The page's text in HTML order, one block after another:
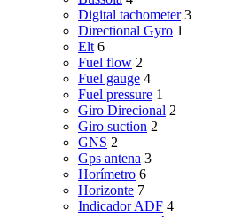
Digital tachometer 3
Directional Gyro 1
Elt 6
Fuel flow 2
Fuel gauge 4
Fuel pressure 1
Giro Direcional 2
Giro suction 2
GNS 2
Gps antena 3
Horímetro 6
Horizonte 7
Indicador ADF 4